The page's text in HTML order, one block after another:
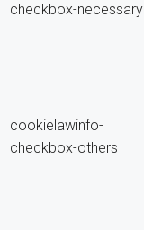
checkbox-necessary
cookielawinfo-
checkbox-others